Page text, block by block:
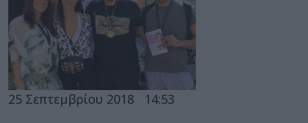
25 Σεπτεμβρίου 2018 14:53